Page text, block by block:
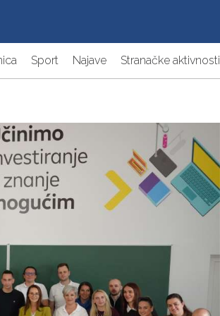
Sport Najave Stranačke aktivnosti